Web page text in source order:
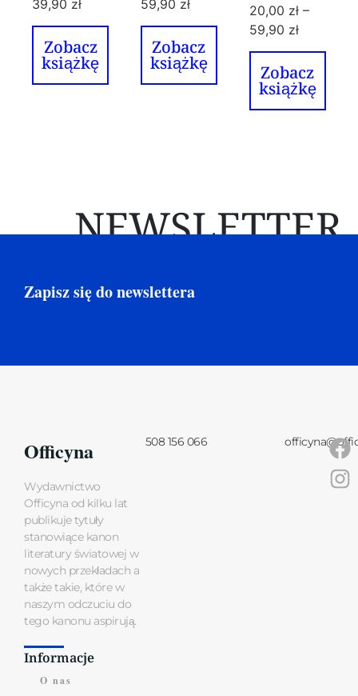
39,90 zł
Zobacz
książkę
59,90 zł
Zobacz
książkę
20,00 zł –
59,90 zł
Zobacz
książkę
NEWSLETTER
Zapisz się do newslettera
Officyna
Wydawnictwo
Officyna od kilku lat
publikuje tytuły
stanowiące kanon
literatury światowej w
nowych przekładach a
także takie, które w
naszym odczuciu do
tego kanonu aspirują.
508 156 066
Informacje
O nas